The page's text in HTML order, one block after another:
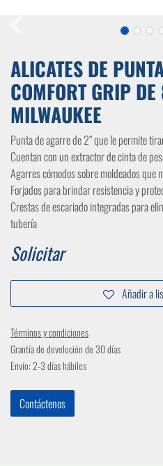
ALICATES DE
COMFORT GRIP
MILWAUKEE
Punta de agarre de 2” que le permite
Cuentan con un extractor de cinta de
Agarres cómodos sobre moldeados que
Forjados para brindar resistencia y
Crestas de escariado integradas para
tubería
Solicitar
Añadir a
Términos y condiciones
Grantía de devolución de 30 días
Envío: 2-3 días hábiles
Contáctenos